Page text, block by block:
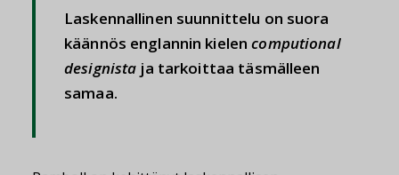
Laskennallinen suunnittelu on suora
käännös englannin kielencomputional
designista ja tarkoittaa täsmälleen
samaa.